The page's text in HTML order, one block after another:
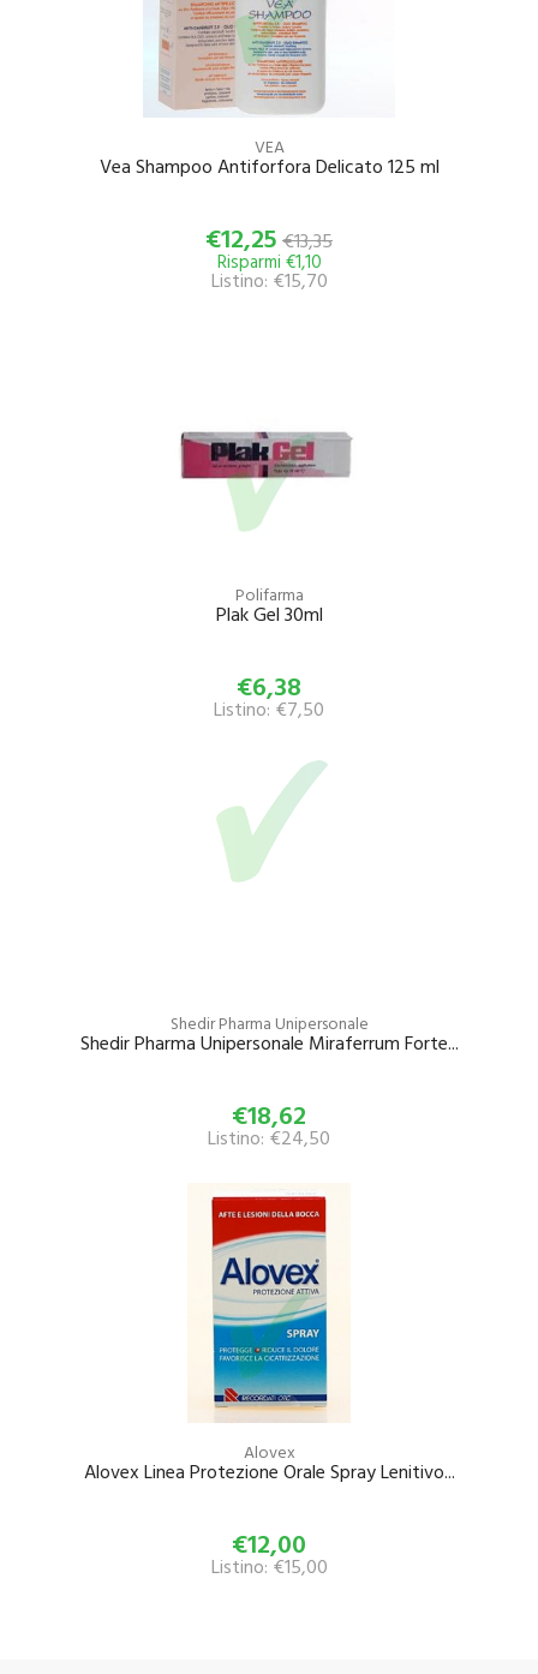
VEA
Vea Shampoo Antiforfora Delicato 125 ml
€12,25 €13,35
Risparmi €1,10
Listino: €15,70
Polifarma
Plak Gel 30ml
€6,38
Listino: €7,50
Shedir Pharma Unipersonale
Shedir Pharma Unipersonale Miraferrum Forte...
€18,62
Listino: €24,50
Alovex
Alovex Linea Protezione Orale Spray Lenitivo...
€12,00
Listino: €15,00